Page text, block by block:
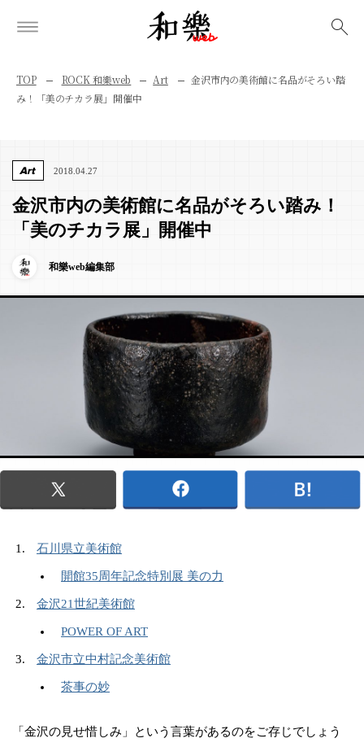
TOP ROCK 和樂web Art
金沢市内の美術館に名品がそろい踏
み！「美のチカラ展」開催中
Art 2018.04.27
金沢市内の美術館に名品がそろい踏み！
「美のチカラ展」開催中
和樂web編集部
石川県立美術館
開館35周年記念特別展 美の力
金沢21世紀美術館
POWER OF ART
金沢市立中村記念美術館
茶事の妙
「金沢の見せ惜しみ」という言葉があるのをご存じでしょう